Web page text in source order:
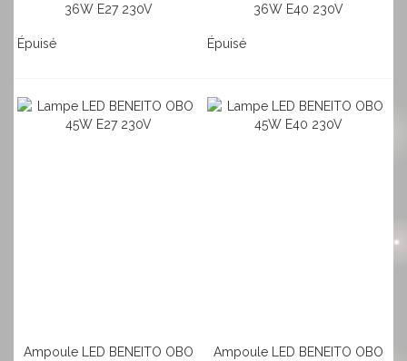
36W E27 230V
Épuisé
36W E40 230V
Épuisé
Ampoule LED BENEITO OBO
Ampoule LED BENEITO OBO